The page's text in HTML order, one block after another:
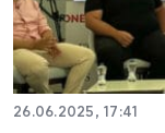
26.06.2025, 17:41